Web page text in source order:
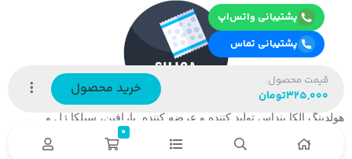
قیمت محصول:
تومان۳۲۵,۰۰۰ خرید محصول
هولدینگ آلکا بنداس تولید کننده و عرضه کننده پارافین، سیلکا ژل و….
پشتیبانی واتس‌اپ
پشتیبانی تماس
0